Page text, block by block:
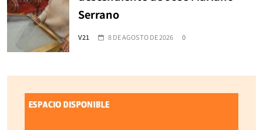
Serrano
V21 8 DE AGOSTO DE 2026 0